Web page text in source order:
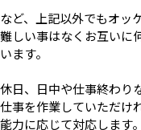
など、上記以外でもオッ
難しい事はなくお互いに
います。
休日、日中や仕事終わり
仕事を作業していただけ
能力に応じて対応します